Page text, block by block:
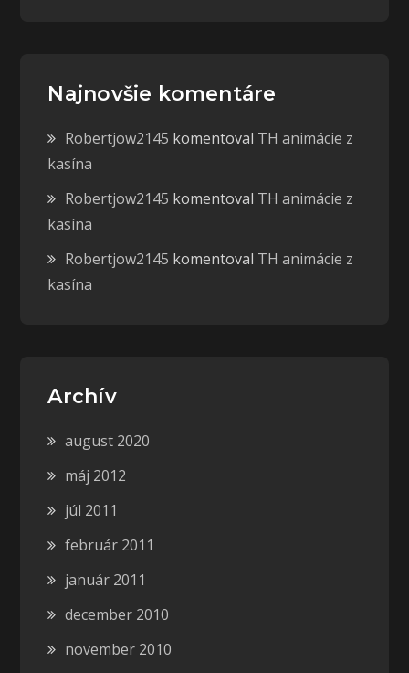
Najnovšie komentáre
Robertjow2145 komentoval TH animácie z
kasína
Robertjow2145 komentoval TH animácie z
kasína
Robertjow2145 komentoval TH animácie z
kasína
Archív
august 2020
máj 2012
júl 2011
február 2011
január 2011
december 2010
november 2010